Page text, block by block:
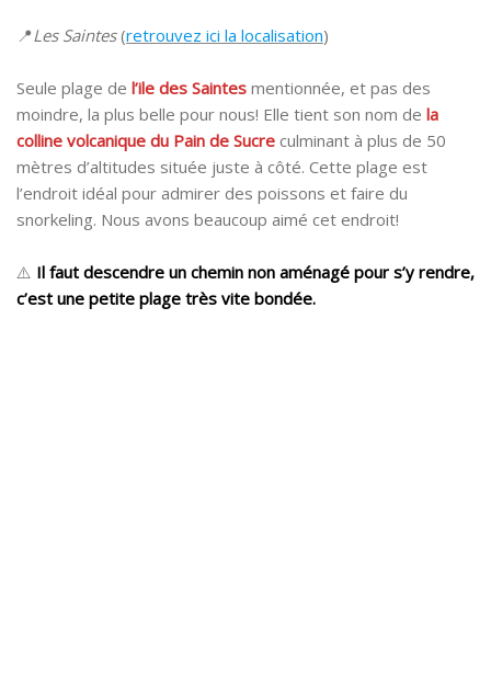
📍Les Saintes(retrouvez ici la localisation)
Seule plage de l’ile des Saintes mentionnée, et pas des
moindre, la plus belle pour nous! Elle tient son nom de la
colline volcanique du Pain de Sucre culminant à plus de 50
mètres d’altitudes située juste à côté. Cette plage est
l’endroit idéal pour admirer des poissons et faire du
snorkeling. Nous avons beaucoup aimé cet endroit!
⚠️ Il faut descendre un chemin non aménagé pour s’y rendre,
c’est une petite plage très vite bondée.